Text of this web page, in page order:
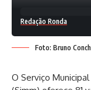
Redação Ronda
Foto: Bruno
O Serviço